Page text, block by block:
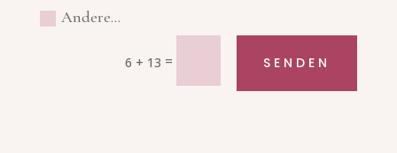
Andere...
6 + 13 = SENDEN